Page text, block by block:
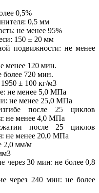
0,5%
0,5 мм
не менее 95%
150 ± 20 мм
подвижности: не менее
менее 120 мин.
более 720 мин.
1950 ± 100 кг/м3
не менее 5,0 МПа
не менее 25,0 МПа
после 25 циклов
не менее 4,0 МПа
после 25 циклов
не менее 20,0 МПа
2,0 мм/м
через 30 мин: не более 0,8
через 240 мин: не более